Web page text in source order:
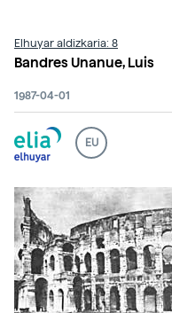
Elhuyar aldizkaria: 8
Bandres Unanue, Luis
1987-04-01
EU